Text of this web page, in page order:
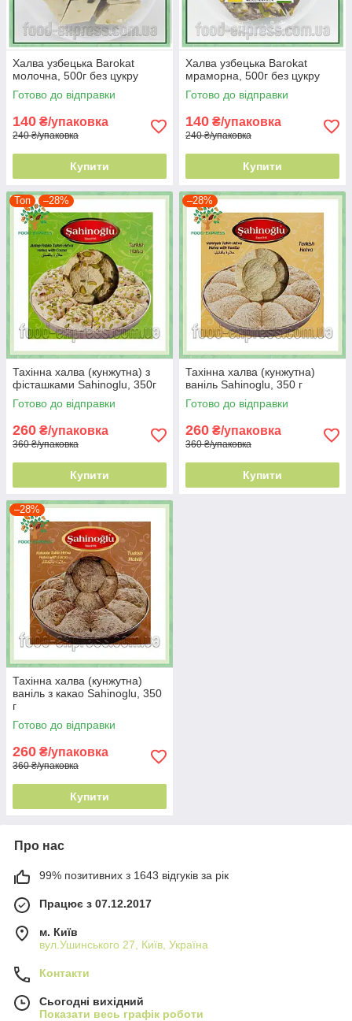
Халва узбецька Barokat
молочна, 500г без цукру
Готово до відправки
140 ₴/упаковка
240 ₴/упаковка
Купити
Халва узбецька Barokat
мраморна, 500г без цукру
Готово до відправки
140 ₴/упаковка
240 ₴/упаковка
Купити
Топ –28%
Тахінна халва (кунжутна) з
фісташками Sahinoglu, 350г
Готово до відправки
260 ₴/упаковка
360 ₴/упаковка
Купити
–28%
Тахінна халва (кунжутна)
ваніль Sahinoglu, 350 г
Готово до відправки
260 ₴/упаковка
360 ₴/упаковка
Купити
–28%
Тахінна халва (кунжутна)
ваніль з какао Sahinoglu, 350
г
Готово до відправки
260 ₴/упаковка
360 ₴/упаковка
Купити
Про нас
99% позитивних з 1643 відгуків за рік
Працює з 07.12.2017
м. Київ
вул.Ушинського 27, Київ, Україна
Контакти
Сьогодні вихідний
Показати весь графік роботи